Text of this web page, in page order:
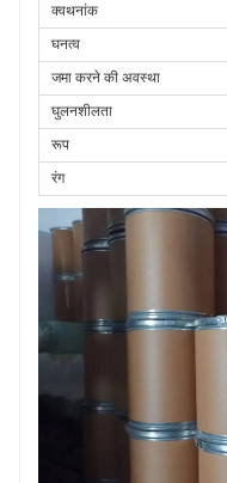
क्वथनांक
घनत्व
जमा करने की अवस्था
घुलनशीलता
रूप
रंग